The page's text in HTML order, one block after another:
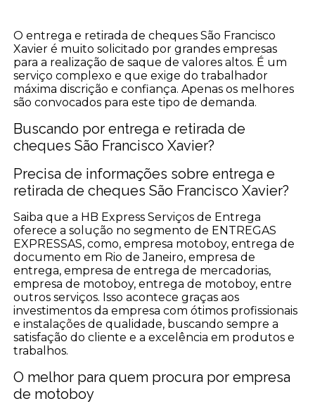
O entrega e retirada de cheques São Francisco
Xavier é muito solicitado por grandes empresas
para a realização de saque de valores altos. É um
serviço complexo e que exige do trabalhador
máxima discrição e confiança. Apenas os melhores
são convocados para este tipo de demanda.
Buscando por entrega e retirada de
cheques São Francisco Xavier?
Precisa de informações sobre entrega e
retirada de cheques São Francisco Xavier?
Saiba que a HB Express Serviços de Entrega
oferece a solução no segmento de ENTREGAS
EXPRESSAS, como, empresa motoboy, entrega de
documento em Rio de Janeiro, empresa de
entrega, empresa de entrega de mercadorias,
empresa de motoboy, entrega de motoboy, entre
outros serviços. Isso acontece graças aos
investimentos da empresa com ótimos profissionais
e instalações de qualidade, buscando sempre a
satisfação do cliente e a excelência em produtos e
trabalhos.
O melhor para quem procura por empresa
de motoboy